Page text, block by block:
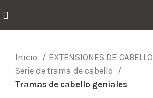
Inicio
EXTENSIONES DE CABELLO
Serie de trama de cabello
Tramas de cabello geniales